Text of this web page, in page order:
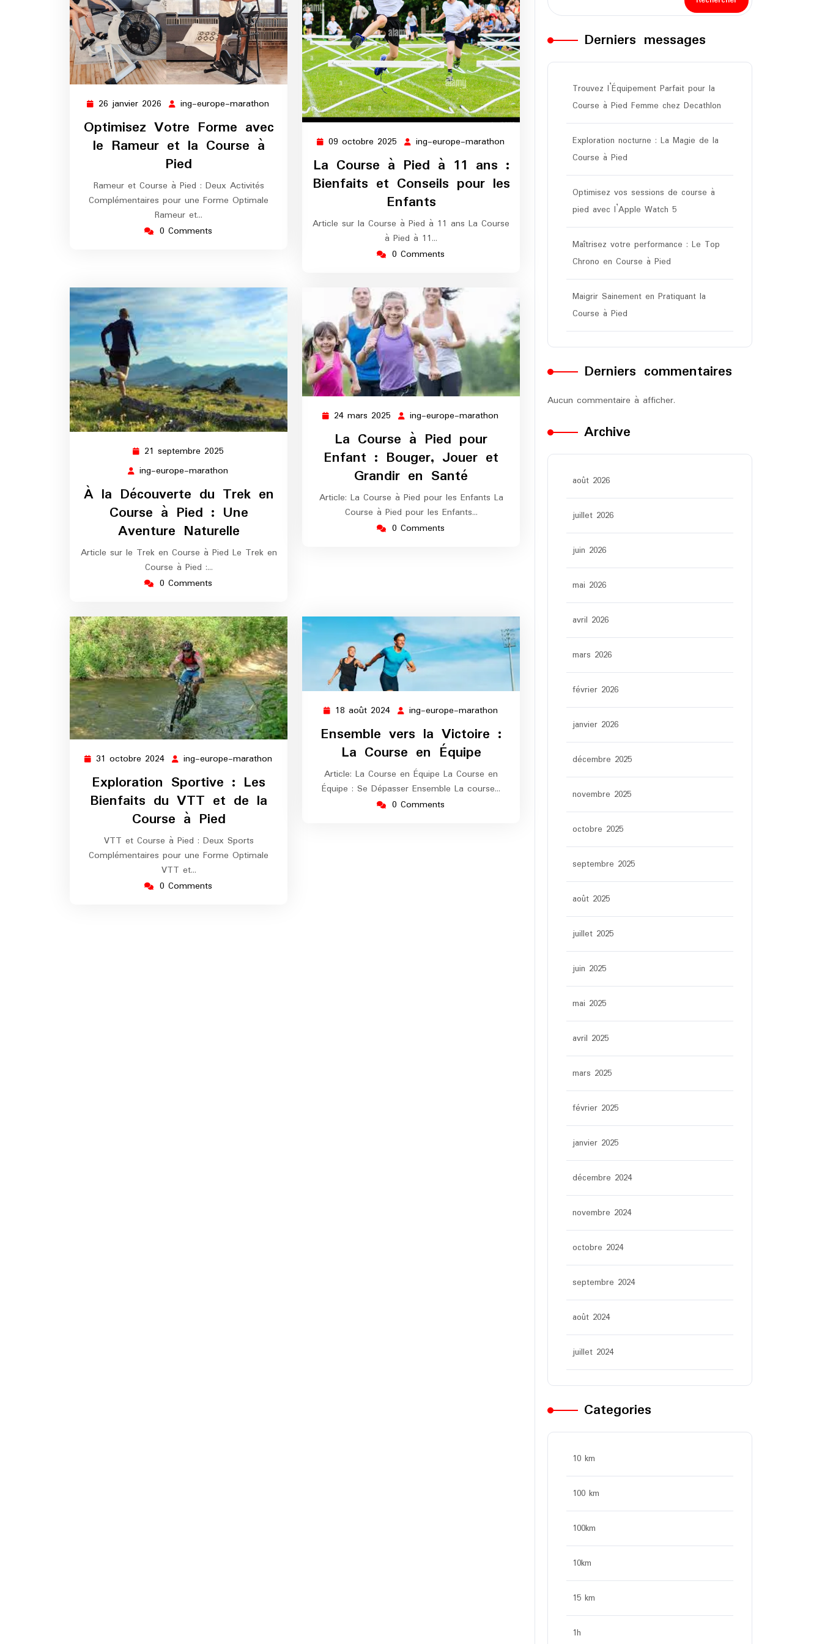
26 janvier 2026 26
janvier
2026
ing-europe-marathon
europe-
marathon
Optimisez Votre Forme avec
le Rameur et la Course à
Pied
Rameur et Course à Pied : Deux Activités
Complémentaires pour une Forme Optimale
Rameur et…
0 Comments
09 octobre 2025 09
octobre
2025
ing-europe-marathon
marathon
La Course à Pied à 11 ans :
Bienfaits et Conseils pour les
Enfants
Article sur la Course à Pied à 11 ans La Course
à Pied à 11…
0 Comments
21 septembre 2025
septembre
ing-europe-marathon
europe-
marathon
À la Découverte du Trek en
Course à Pied : Une
Aventure Naturelle
Article sur le Trek en Course à Pied Le Trek en
Course à Pied :…
0 Comments
24 mars 2025 24
mars
2025
ing-europe-marathon
La Course à Pied pour
Enfant : Bouger, Jouer et
Grandir en Santé
Article: La Course à Pied pour les Enfants La
Course à Pied pour les Enfants…
0 Comments
31 octobre 2024 31
octobre
2024
ing-europe-marathon
Exploration Sportive : Les
Bienfaits du VTT et de la
Course à Pied
VTT et Course à Pied : Deux Sports
Complémentaires pour une Forme Optimale
VTT et…
0 Comments
18 août 2024 18
2024
ing-europe-marathon
marathon
Ensemble vers la Victoire :
La Course en Équipe
Article: La Course en Équipe La Course en
Équipe : Se Dépasser Ensemble La course…
0 Comments
Derniers messages
Trouvez l’Équipement Parfait pour la
Course à Pied Femme chez Decathlon
Exploration nocturne : La Magie de la
Course à Pied
Optimisez vos sessions de course à
pied avec l’Apple Watch 5
Maîtrisez votre performance : Le Top
Chrono en Course à Pied
Maigrir Sainement en Pratiquant la
Course à Pied
Derniers commentaires
Aucun commentaire à afficher.
Archive
août 2026
juillet 2026
juin 2026
mai 2026
avril 2026
mars 2026
février 2026
janvier 2026
décembre 2025
novembre 2025
octobre 2025
septembre 2025
août 2025
juillet 2025
juin 2025
mai 2025
avril 2025
mars 2025
février 2025
janvier 2025
décembre 2024
novembre 2024
octobre 2024
septembre 2024
août 2024
juillet 2024
Categories
10 km
100 km
100km
10km
15 km
1h